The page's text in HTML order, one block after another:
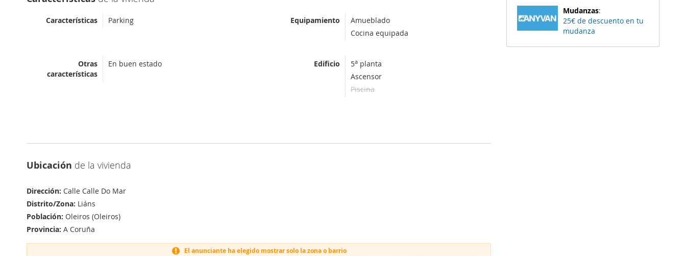
Características Parking Equipamiento
Amueblado
Cocina equipada
Otras
características
En buen estado Edificio 5a planta
Ascensor
Piscina
Ubicación de la vivienda
Dirección: Calle Calle Do Mar
Distrito/Zona: Liáns
Población: Oleiros (Oleiros)
Provincia: A Coruña
El anunciante ha elegido mostrar solo la zona o barrio
Mudanzas:
25€ de descuento en tu
mudanza